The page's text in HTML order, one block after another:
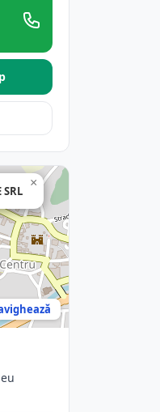
SRL
×